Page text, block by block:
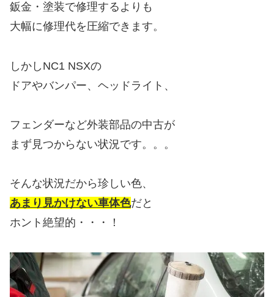
鈑金・塗装で修理するよりも
大幅に修理代を圧縮できます。
しかしNC1 NSXの
ドアやバンパー、ヘッドライト、
フェンダーなど外装部品の中古が
まず見つからない状況です。。。
そんな状況だから珍しい色、
あまり見かけない車体色だと
ホント絶望的・・・！